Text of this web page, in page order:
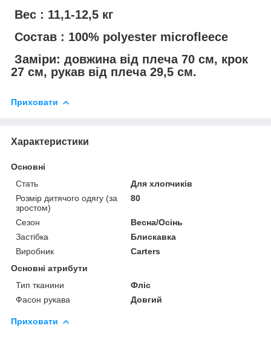
Вес : 11,1-12,5 кг
Состав : 100% polyester microfleece
Заміри: довжина від плеча 70 см, крок
27 см, рукав від плеча 29,5 см.
Приховати
Характеристики
Основні
Стать
Для хлопчиків
Розмір дитячого одягу (за
зростом)
80
Сезон
Весна/Осінь
Застібка
Блискавка
Виробник
Carters
Основні атрибути
Тип тканини
Фліс
Фасон рукава
Довгий
Приховати